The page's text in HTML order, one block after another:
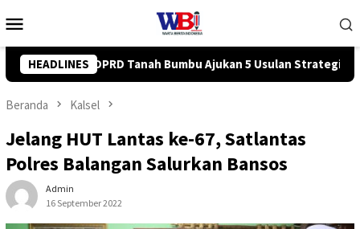
ke
Mobile
HEADLINES
Strategis ke BPJN Tingkatkan Kompetensi
Beranda Kalsel
Jelang HUT Lantas ke-67, Satlantas
Polres Balangan Salurkan Bansos
Admin
16 September 2022